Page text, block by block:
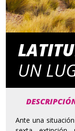
UN
Ante una